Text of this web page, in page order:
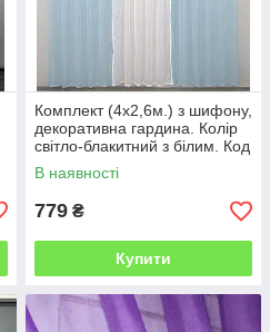
Комплект (4х2,6м.) з шифону,
декоративна гардина. Колір
світло-блакитний з білим. Код
002дк 10-741
В наявності
779 ₴
Купити